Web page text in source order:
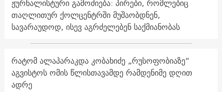
თაღლითურ ქოლცენტრში მუშაობდნენ,
სავარაუდოდ, ისევ აგრძელებენ საქმიანობას
რატომ ალაპარაკდა კობახიძე „რუსოფობიაზე“
აგვისტოს ომის წლისთავამდე რამდენიმე დღით
ადრე